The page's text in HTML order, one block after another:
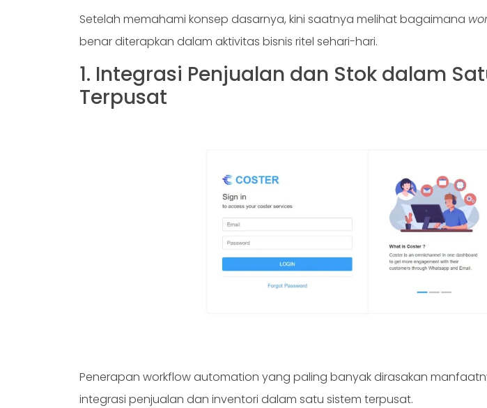
Setelah memahami konsep dasarnya, kini saatnya melihat bagaimana
benar diterapkan dalam aktivitas bisnis ritel sehari-hari.
1. Integrasi Penjualan dan Stok dalam
Terpusat
Penerapan workflow automation yang paling banyak dirasakan
integrasi penjualan dan inventori dalam satu sistem terpusat.